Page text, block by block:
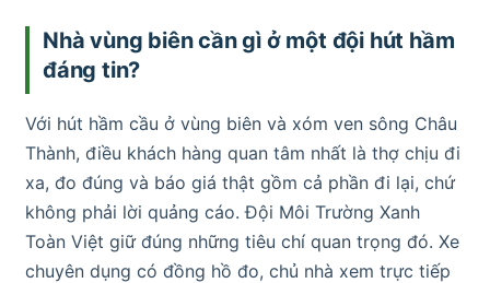
Nhà vùng biên cần gì ở một đội hút hầm
đáng tin?
Với hút hầm cầu ở vùng biên và xóm ven sông Châu
Thành, điều khách hàng quan tâm nhất là thợ chịu đi
xa, đo đúng và báo giá thật gồm cả phần đi lại, chứ
không phải lời quảng cáo. Đội Môi Trường Xanh
Toàn Việt giữ đúng những tiêu chí quan trọng đó. Xe
chuyên dụng có đồng hồ đo, chủ nhà xem trực tiếp